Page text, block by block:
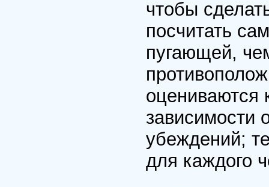
чтобы
посчитать
пугающей,
оцениваются
зависимости
убеждений;
для каждого